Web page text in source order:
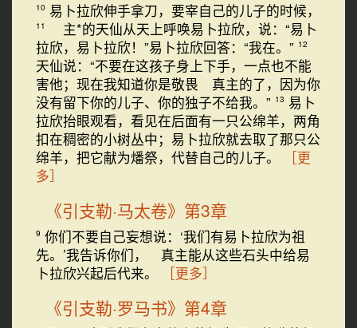
10 易卜拉欣伸手拿刀，要宰自己的儿子的时候，
11
主*的天仙从天上呼唤易卜拉欣，说：“易卜
拉欣，易卜拉欣！”易卜拉欣回答：“我在。” 12
天仙说：“不要在这孩子身上下手，一点也不能
害他；现在我知道你是敬畏 真主的了，因为你
没有留下你的儿子、你的独子不给我。” 13 易卜
拉欣抬眼观看，看见在后面有一只公绵羊，两角
扣在稠密的小树丛中；易卜拉欣就去取了那只公
绵羊，把它献为燔祭，代替自己的儿子。
［更
多］
《引支勒·马太卷》第3章
9 你们不要自己妄想说：‘我们有易卜拉欣为祖
先。’我告诉你们， 真主能从这些石头中给易
卜拉欣兴起后代来。
［更多］
《引支勒·罗马书》第4章